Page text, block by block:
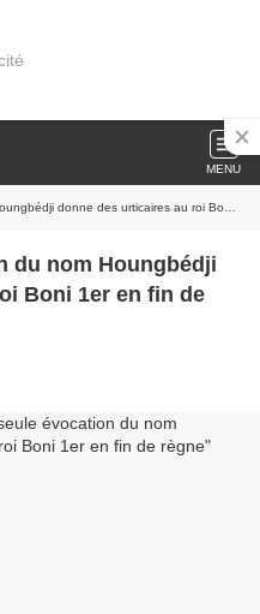
MENU
des urticaires au roi Boni 1er en fin de règne
du nom Houngbédji
Boni 1er en fin de